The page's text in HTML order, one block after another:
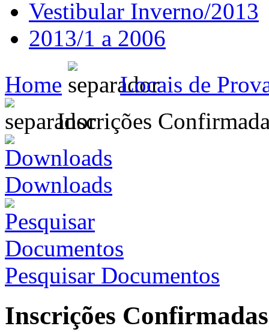
Vestibular Inverno/2013
2013/1 a 2006
Home
Locais de
Inscrições
Downloads
Pesquisar Documentos
Inscrições Confirmadas